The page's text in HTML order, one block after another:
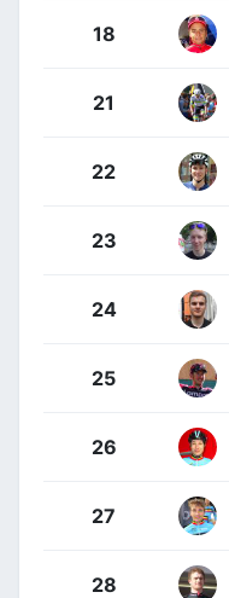
18
21
22
23
24
25
26
27
28